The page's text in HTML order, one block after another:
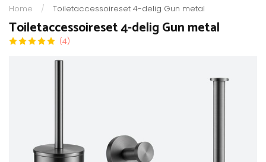
Home / Toiletaccessoireset 4-delig Gun metal
Toiletaccessoireset 4-delig Gun metal
(4)